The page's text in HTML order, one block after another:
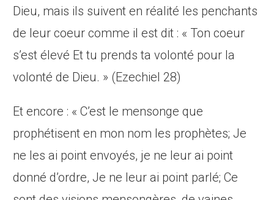
Dieu, mais ils suivent en réalité les penchants
de leurcoeur comme il est dit : « Ton coeur
s’est élevé Et tu prends ta volonté pour la
volonté de Dieu. » (Ezechiel 28)
Et encore : « C’est le mensonge que
prophétisent en mon nom les prophètes; Je
ne les ai point envoyés, je ne leur ai point
donné d’ordre, Je ne leur ai point parlé; Ce